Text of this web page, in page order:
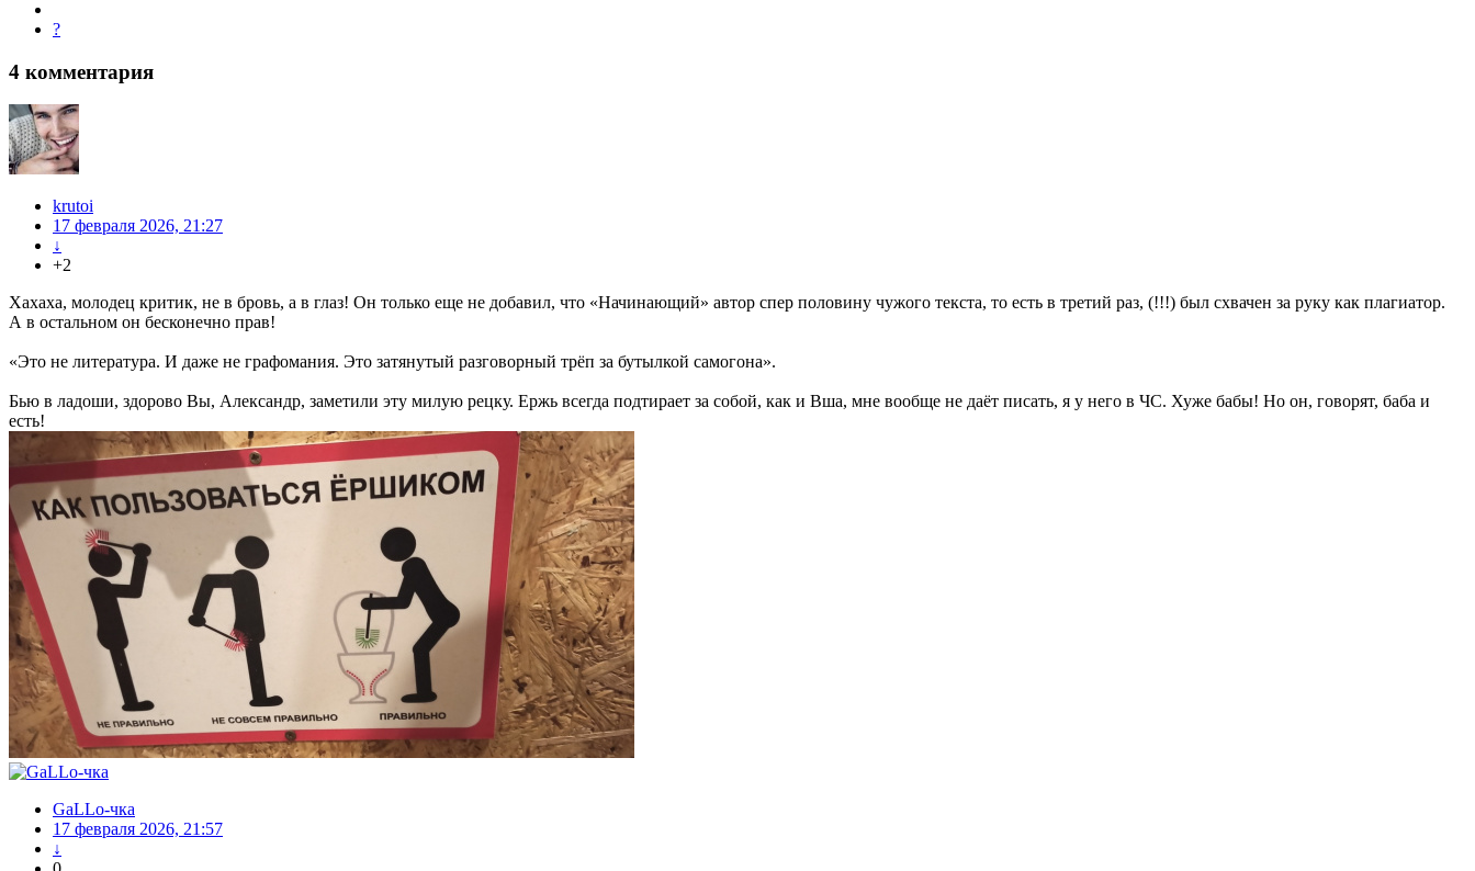
?
4 комментария
krutoi
17 февраля 2026, 21:27
↓
+2
Хахаха, молодец критик, не в бровь, а в глаз! Он только еще не добавил, что «Начинающий» автор спер половину чужого текста, то есть в третий раз, (!!!) был схвачен за руку как плагиатор.
А в остальном он бесконечно прав!
«Это не литература. И даже не графомания. Это затянутый разговорный трёп за бутылкой самогона».
Бью в ладоши, здорово Вы, Александр, заметили эту милую рецку. Ержь всегда подтирает за собой, как и Вша, мне вообще не даёт писать, я у него в ЧС. Хуже бабы! Но он, говорят, баба и
есть!
GaLLo-чка
17 февраля 2026, 21:57
↓